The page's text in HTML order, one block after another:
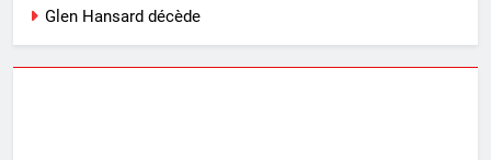
Glen Hansard décède